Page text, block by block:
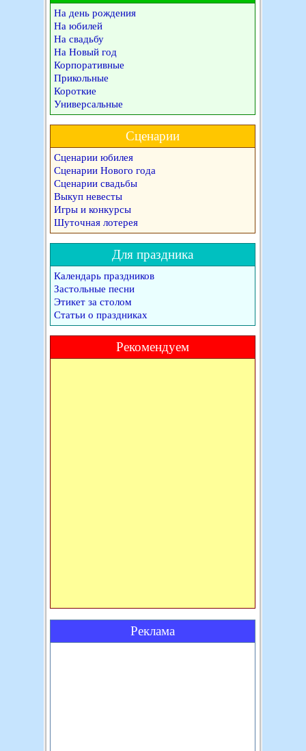
На день рождения
На юбилей
На свадьбу
На Новый год
Корпоративные
Прикольные
Короткие
Универсальные
Сценарии
Сценарии юбилея
Сценарии Нового года
Сценарии свадьбы
Выкуп невесты
Игры и конкурсы
Шуточная лотерея
Для праздника
Календарь праздников
Застольные песни
Этикет за столом
Статьи о праздниках
Рекомендуем
Реклама